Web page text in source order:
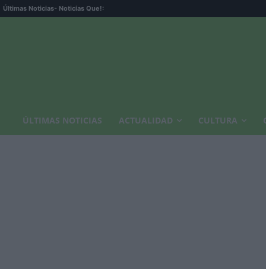
Últimas Noticias- Noticias Que!:
ÚLTIMAS NOTICIAS ACTUALIDAD CULTURA